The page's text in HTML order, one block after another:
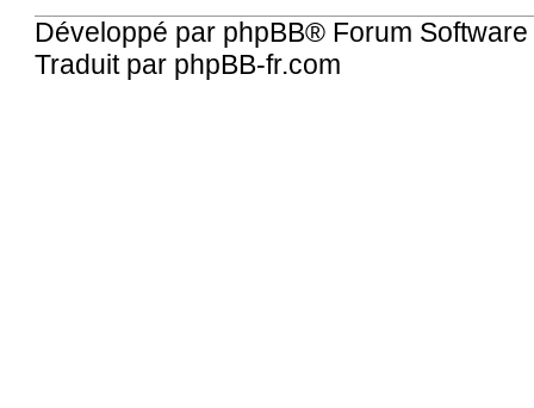
Développé par phpBB® Forum
Traduit par phpBB-fr.com